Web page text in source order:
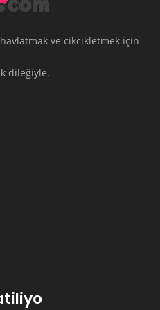
ve cikcikletmek için
dileğiyle.